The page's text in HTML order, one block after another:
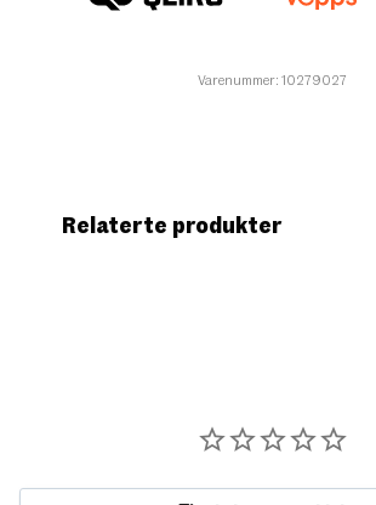
Varenummer: 10279027
Relaterte produkter